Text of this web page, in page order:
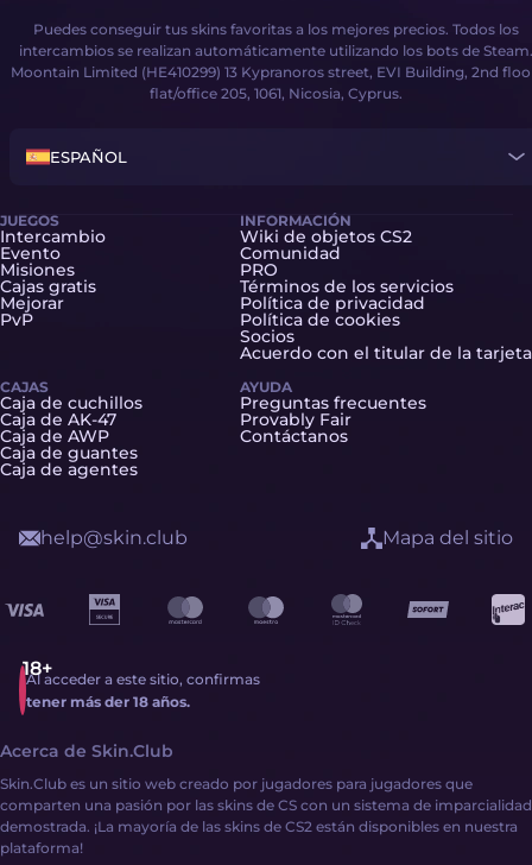
Puedes conseguir tus skins favoritas a los mejores precios. Todos los
intercambios se realizan automáticamente utilizando los bots de Steam.
Moontain Limited (HE410299) 13 Kypranoros street, EVI Building, 2nd
flat/office 205, 1061, Nicosia, Cyprus.
ESPAÑOL
JUEGOS
Intercambio
Evento
Misiones
Cajas gratis
Mejorar
PvP
CAJAS
Caja de cuchillos
Caja de AK-47
Caja de AWP
Caja de guantes
Caja de agentes
INFORMACIÓN
Wiki de objetos CS2
Comunidad
PRO
Términos de los servicios
Política de privacidad
Política de cookies
Socios
Acuerdo con el titular de la tarjeta
AYUDA
Preguntas frecuentes
Provably Fair
Contáctanos
Al acceder a este sitio, confirmas
tener más der 18 años.
help@skin.club Mapa del sitio
Acerca de Skin.Club
Skin.Club es un sitio web creado por jugadores para jugadores que
comparten una pasión por las skins de CS con un sistema de imparcialidad
demostrada. ¡La mayoría de las skins de CS2 están disponibles en nuestra
plataforma!